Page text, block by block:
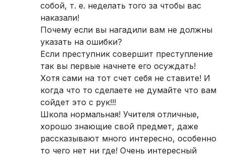
собой, т. е. неделать того за чтобы вас
наказали!
Почему если вы нагадили вам не должны
указать на ошибки?
Если преступник совершит преступление
так вы первые начнете его осуждать!
Хотя сами на тот счет себя не ставите! И
когда что то сделаете не думайте что вам
сойдет это с рук!!!
Школа нормальная! Учителя отличные,
хорошо знающие свой предмет, даже
рассказывают много интересно, особенно
то чего нет ни где! Очень интересный